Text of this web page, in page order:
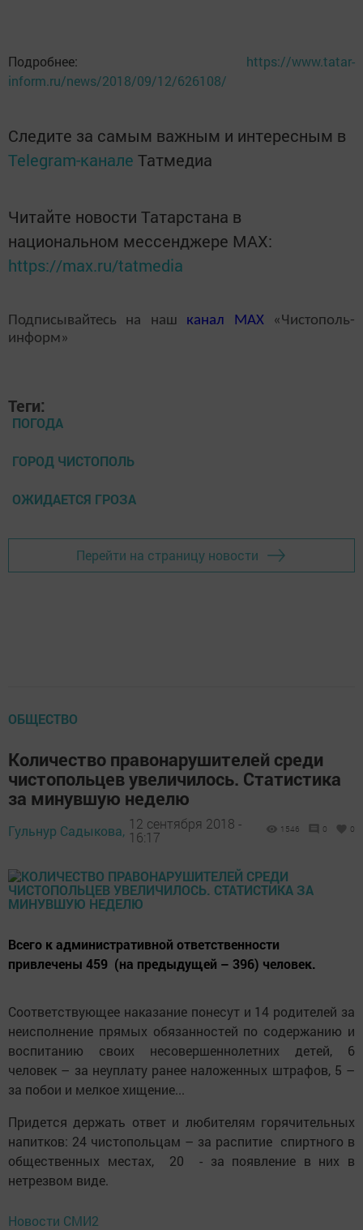
Подробнее: https://www.tatar-
inform.ru/news/2018/09/12/626108/
Следите за самым важным и интересным в
Telegram-канале Татмедиа
Читайте новости Татарстана в
национальном мессенджере MАХ:
https://max.ru/tatmedia
Подписывайтесь на наш канал MAX«Чистополь-
информ»
Теги:
ПОГОДА
ГОРОД ЧИСТОПОЛЬ
ОЖИДАЕТСЯ ГРОЗА
Перейти на страницу новости
ОБЩЕСТВО
Количество правонарушителей среди
чистопольцев увеличилось. Статистика
за минувшую неделю
Гульнур Садыкова, 12 сентября 2018 -
16:17
1546 0 0
Всего к административной ответственности
привлечены 459 (на предыдущей – 396) человек.
Соответствующее наказание понесут и 14 родителей за
неисполнение прямых обязанностей по содержанию и
воспитанию своих несовершеннолетних детей, 6
человек – за неуплату ранее наложенных штрафов, 5 –
за побои и мелкое хищение...
Придется держать ответ и любителям горячительных
напитков: 24 чистопольцам – за распитие спиртного в
общественных местах, 20 - за появление в них в
нетрезвом виде.
Новости СМИ2